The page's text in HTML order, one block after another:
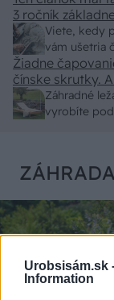
Urobsisám.sk
Information
Viete, kedy
vám ušetria
3 ročník základnej školy. To fakt? AI
z VŠ? Dnešné rychlotvrdnuce malty - pevnosť 40 Mpa a
doba schnutia
Záhradné
vyrobíte
Žiadne
čínske skrutky.
pevnosti. Autor
spracovaním,
ZÁHRADA